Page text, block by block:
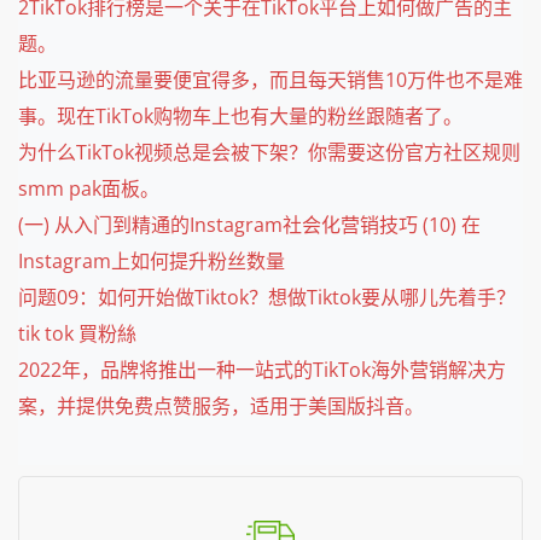
2TikTok排行榜是一个关于在TikTok平台上如何做广告的主
题。
比亚马逊的流量要便宜得多，而且每天销售10万件也不是难
事。现在TikTok购物车上也有大量的粉丝跟随者了。
为什么TikTok视频总是会被下架？你需要这份官方社区规则
smm pak面板。
(一) 从入门到精通的Instagram社会化营销技巧 (10) 在
Instagram上如何提升粉丝数量
问题09：如何开始做Tiktok？想做Tiktok要从哪儿先着手？
tik tok 買粉絲
2022年，品牌将推出一种一站式的TikTok海外营销解决方
案，并提供免费点赞服务，适用于美国版抖音。